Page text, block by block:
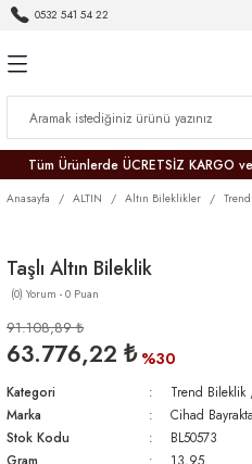
0532 541 54 22
Tüm Ürünlerde ÜCRETSİZ KARGO
Anasayfa ALTIN Altın Bileklikler
Taşlı Altın Bileklik
(0) Yorum - 0 Puan
91.108,89 ₺
63.776,22 ₺ %30
Kategori Trend Bileklik ,
Marka
Cihad
Stok Kodu
BL50573
Gram
13,95